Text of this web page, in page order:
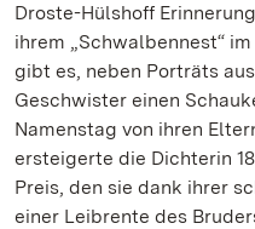
Droste-Hülshoff
ihrem „Schwalbennest“
gibt es, neben Porträts
Geschwister einen
Namenstag von ihren
ersteigerte die Dichterin
Preis, den sie dank ihrer
einer Leibrente des